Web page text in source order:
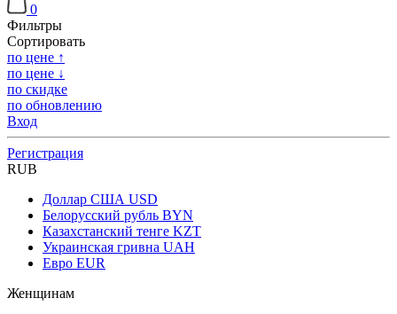
0
Фильтры
Сортировать
по цене ↑
по цене ↓
по скидке
по обновлению
Вход
Регистрация
RUB
Доллар США USD
Белорусский рубль BYN
Казахстанский тенге KZT
Украинская гривна UAH
Евро EUR
Женщинам